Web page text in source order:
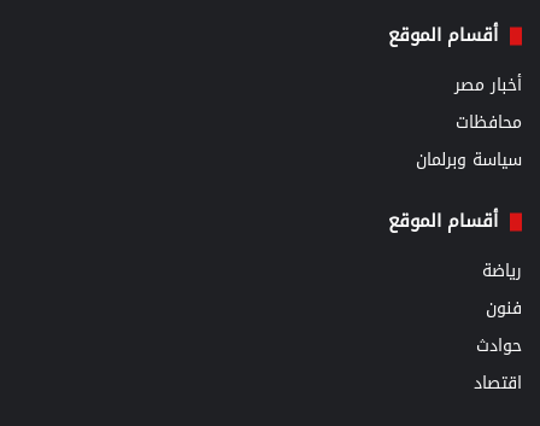
أقسام الموقع
أخبار مصر
محافظات
سياسة وبرلمان
أقسام الموقع
رياضة
فنون
حوادث
اقتصاد